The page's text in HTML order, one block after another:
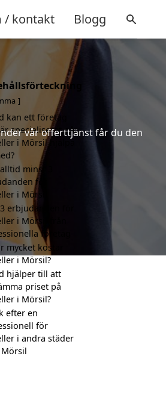
/ kontakt Blogg
vår offerttjänst får du den
kan ett företag
specialiserat på
i Mörsil hjälpa
minst 3
för
i Mörsil
erbjudanden för
i Mörsil från
företag
mycket kostar
i Mörsil?
hjälper till att
priset på
i Mörsil?
efter en
för
i andra städer